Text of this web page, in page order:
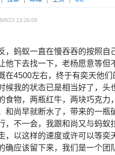
8/23 13:26:09
，蚂蚁一直在慢吞吞的按照
他下去找一下，老杨愿意等但
在4500左右，终于有奕天他
候我的状态已是相当好了，
食物，两瓶红牛，两块巧克
和尚早就断水了，带来的一瓶
，不一会，我跟和尚又与蚂
，以这样的速度或许可以等
确应该留下来，我们是一个团